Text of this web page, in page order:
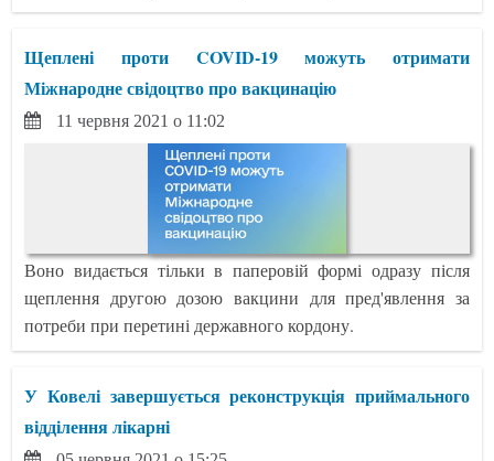
Щеплені проти COVID-19 можуть отримати
Міжнародне свідоцтво про вакцинацію
11 червня 2021 о 11:02
Воно видається тільки в паперовій формі одразу після
щеплення другою дозою вакцини для пред'явлення за
потреби при перетині державного кордону.
У Ковелі завершується реконструкція приймального
відділення лікарні